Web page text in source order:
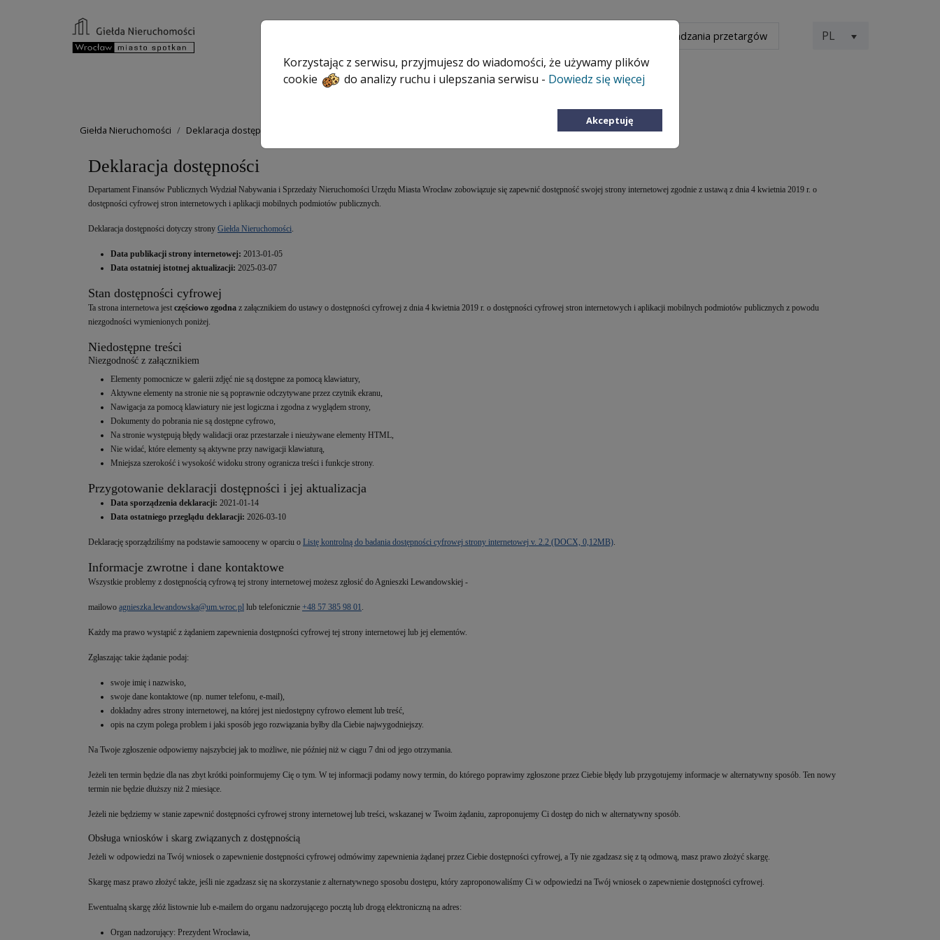
Zasady przeprowadzania przetargów PL
Giełda Nieruchomości Deklaracja dostępności
Deklaracja dostępności
Departament Finansów Publicznych Wydział Nabywania i Sprzedaży Nieruchomości Urzędu Miasta Wrocław zobowiązuje się zapewnić dostępność swojej strony internetowej zgodnie z ustawą z dnia 4 kwietnia 2019 r. o
dostępności cyfrowej stron internetowych i aplikacji mobilnych podmiotów publicznych.
Deklaracja dostępności dotyczy strony Giełda Nieruchomości.
Data publikacji strony internetowej: 2013-01-05
Data ostatniej istotnej aktualizacji: 2025-03-07
Stan dostępności cyfrowej
Ta strona internetowa jest częściowo zgodna z załącznikiem do ustawy o dostępności cyfrowej z dnia 4 kwietnia 2019 r. o dostępności cyfrowej stron internetowych i aplikacji mobilnych podmiotów publicznych z powodu
niezgodności wymienionych poniżej.
Niedostępne treści
Niezgodność z załącznikiem
Elementy pomocnicze w galerii zdjęć nie są dostępne za pomocą klawiatury,
Aktywne elementy na stronie nie są poprawnie odczytywane przez czytnik ekranu,
Nawigacja za pomocą klawiatury nie jest logiczna i zgodna z wyglądem strony,
Dokumenty do pobrania nie są dostępne cyfrowo,
Na stronie występują błędy walidacji oraz przestarzałe i nieużywane elementy HTML,
Nie widać, które elementy są aktywne przy nawigacji klawiaturą,
Mniejsza szerokość i wysokość widoku strony ogranicza treści i funkcje strony.
Przygotowanie deklaracji dostępności i jej aktualizacja
Data sporządzenia deklaracji: 2021-01-14
Data ostatniego przeglądu deklaracji: 2026-03-10
Deklarację sporządziliśmy na podstawie samooceny w oparciu o Listę kontrolną do badania dostępności cyfrowej strony internetowej v. 2.2 (DOCX, 0,12MB).
Informacje zwrotne i dane kontaktowe
Wszystkie problemy z dostępnością cyfrową tej strony internetowej możesz zgłosić doAgnieszki Lewandowskiej -
mailowo agnieszka.lewandowska@um.wroc.pl lub telefonicznie +48 57 385 98 01.
Każdy ma prawo wystąpić z żądaniem zapewnienia dostępności cyfrowej tej strony internetowej lub jej elementów.
Zgłaszając takie żądanie podaj:
swoje imię i nazwisko,
swoje dane kontaktowe (np. numer telefonu, e-mail),
dokładny adres strony internetowej, na której jest niedostępny cyfrowo element lub treść,
opis na czym polega problem i jaki sposób jego rozwiązania byłby dla Ciebie najwygodniejszy.
Na Twoje zgłoszenie odpowiemy najszybciej jak to możliwe, nie później niż w ciągu 7 dni od jego otrzymania.
Jeżeli ten termin będzie dla nas zbyt krótki poinformujemy Cię o tym. W tej informacji podamy nowy termin, do którego poprawimy zgłoszone przez Ciebie błędy lub przygotujemy informacje w alternatywny sposób. Ten nowy
termin nie będzie dłuższy niż 2 miesiące.
Jeżeli nie będziemy w stanie zapewnić dostępności cyfrowej strony internetowej lub treści, wskazanej w Twoim żądaniu, zaproponujemy Ci dostęp do nich w alternatywny sposób.
Obsługa wniosków i skarg związanych z dostępnością
Jeżeli w odpowiedzi na Twój wniosek o zapewnienie dostępności cyfrowej odmówimy zapewnienia żądanej przez Ciebie dostępności cyfrowej, a Ty nie zgadzasz się z tą odmową, masz prawo złożyć skargę.
Skargę masz prawo złożyć także, jeśli nie zgadzasz się na skorzystanie z alternatywnego sposobu dostępu, który zaproponowaliśmy Ci w odpowiedzi na Twój wniosek o zapewnienie dostępności cyfrowej.
Ewentualną skargę złóż listownie lub e-mailem do organu nadzorującego pocztą lub drogą elektroniczną na adres:
Organ nadzorujący: Prezydent Wrocławia,
Korzystając z serwisu, przyjmujesz do wiadomości, że używamy plików
cookie
do analizy ruchu i ulepszania serwisu - Dowiedz się więcej
Akceptuję